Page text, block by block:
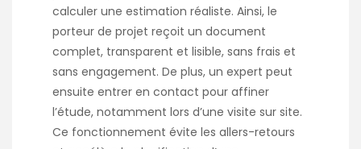
calculer une estimation réaliste. Ainsi, le
porteur de projet reçoit un document
complet, transparent et lisible, sans frais et
sans engagement. De plus, un expert peut
ensuite entrer en contact pour affiner
l’étude, notamment lors d’une visite sur site.
Ce fonctionnement évite les allers-retours